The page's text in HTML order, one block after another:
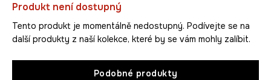
Produkt není dostupný
Tento produkt je momentálně nedostupný. Podívejte se na
další produkty z naší kolekce, které by se vám mohly zalíbit.
Podobné produkty